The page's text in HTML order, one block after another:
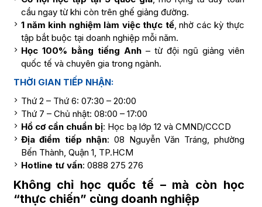
cầu ngay từ khi còn trên ghế giảng đường.
1 năm kinh nghiệm làm việc thực tế, nhờ các kỳ thực
tập bắt buộc tại doanh nghiệp mỗi năm.
Học 100% bằng tiếng Anh– từ đội ngũ giảng viên
quốc tế và chuyên gia trong ngành.
THỜI GIAN TIẾP NHẬN:
Thứ 2 – Thứ 6: 07:30 – 20:00
Thứ 7 – Chủ nhật: 08:00 – 17:00
Hồ cơ cần chuẩn bị: Học bạ lớp 12 và CMND/CCCD
Địa điểm tiếp nhận: 08 Nguyễn Văn Tráng, phường
Bến Thành, Quận 1, TP.HCM
Hotline tư vấn: 0888 275 276
Không chỉ học quốc tế – mà còn học
“thực chiến” cùng doanh nghiệp